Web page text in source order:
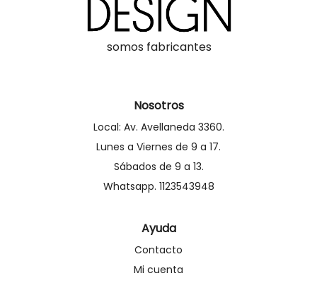
somos fabricantes
Nosotros
Local: Av. Avellaneda 3360.
Lunes a Viernes de 9 a 17.
Sábados de 9 a 13.
Whatsapp. 1123543948
Ayuda
Contacto
Mi cuenta